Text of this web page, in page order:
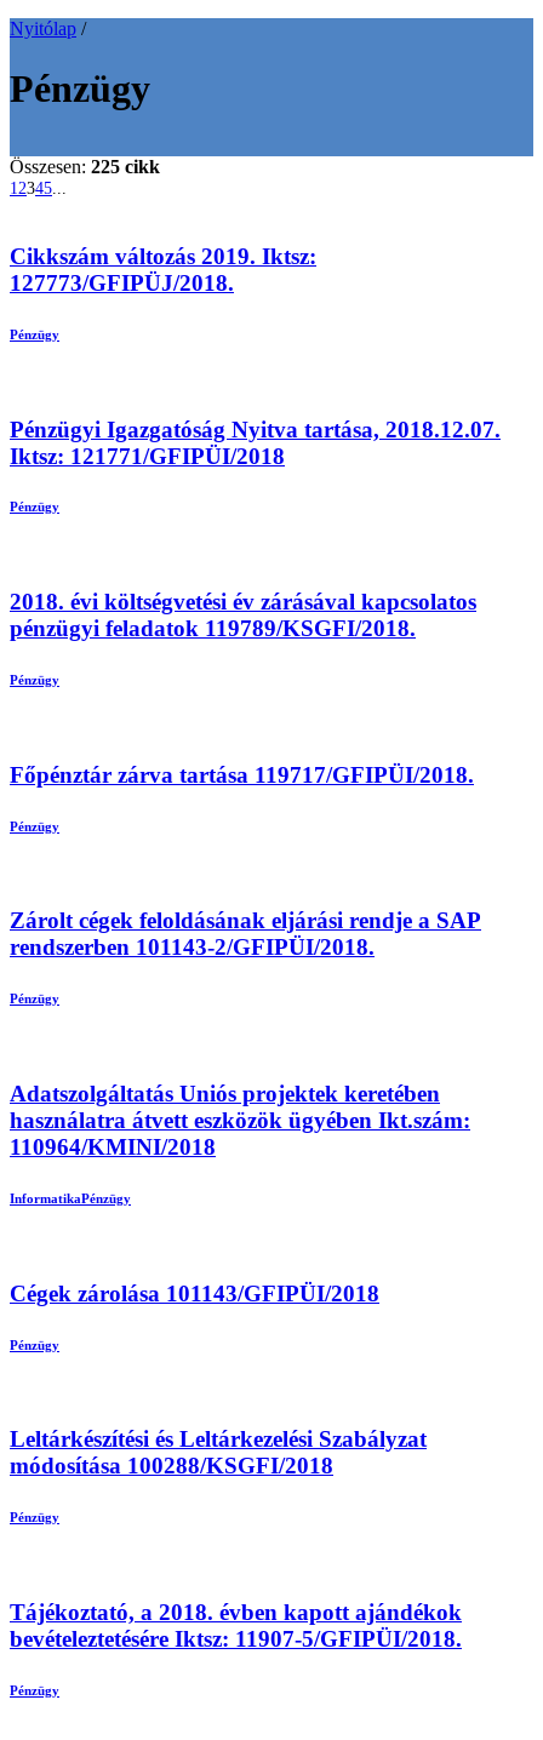
Nyitólap /
Pénzügy
Összesen: 225 cikk
12345
Cikkszám változás 2019. Iktsz:
127773/GFIPÜJ/2018.
Pénzügy
Pénzügyi Igazgatóság Nyitva tartása, 2018.12.07.
Iktsz: 121771/GFIPÜI/2018
Pénzügy
2018. évi költségvetési év zárásával kapcsolatos
pénzügyi feladatok 119789/KSGFI/2018.
Pénzügy
Főpénztár zárva tartása 119717/GFIPÜI/2018.
Pénzügy
Zárolt cégek feloldásának eljárási rendje a SAP
rendszerben 101143-2/GFIPÜI/2018.
Pénzügy
Adatszolgáltatás Uniós projektek keretében
használatra átvett eszközök ügyében Ikt.szám:
110964/KMINI/2018
InformatikaPénzügy
Cégek zárolása 101143/GFIPÜI/2018
Pénzügy
Leltárkészítési és Leltárkezelési Szabályzat
módosítása 100288/KSGFI/2018
Pénzügy
Tájékoztató, a 2018. évben kapott ajándékok
bevételeztetésére Iktsz: 11907-5/GFIPÜI/2018.
Pénzügy